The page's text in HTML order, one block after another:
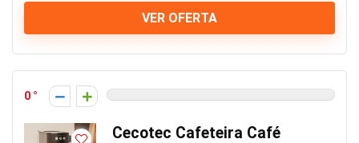
VER OFERTA
0
Cecotec Cafeteira Café